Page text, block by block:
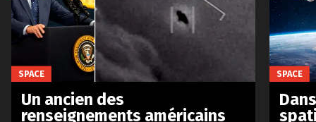
SPACE
Un ancien des
renseignements américains
SPACE